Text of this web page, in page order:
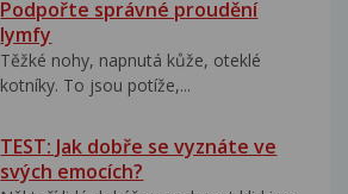
Podpořte správné proudění
lymfy
Těžké nohy, napnutá kůže, oteklé
kotníky. To jsou potíže,...
TEST: Jak dobře se vyznáte ve
svých emocích?